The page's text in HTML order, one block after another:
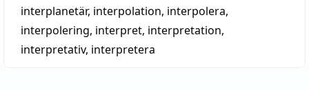
interplanetär, interpolation, interpolera,
interpolering, interpret, interpretation,
interpretativ, interpretera